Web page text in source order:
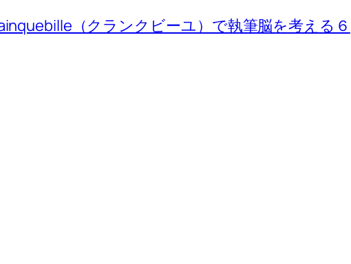
（クランクビーユ）で執筆脳を考える６